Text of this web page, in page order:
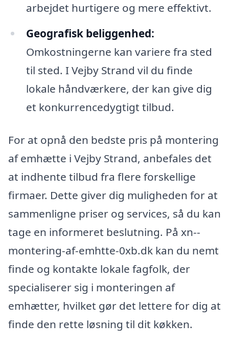
arbejdet hurtigere og mere effektivt.
Geografisk beliggenhed:
Omkostningerne kan variere fra sted
til sted. I Vejby Strand vil du finde
lokale håndværkere, der kan give dig
et konkurrencedygtigt tilbud.
For at opnå den bedste pris på montering
af emhætte i Vejby Strand, anbefales det
at indhente tilbud fra flere forskellige
firmaer. Dette giver dig muligheden for at
sammenligne priser og services, så du kan
tage en informeret beslutning. På xn--
montering-af-emhtte-0xb.dk kan du nemt
finde og kontakte lokale fagfolk, der
specialiserer sig i monteringen af
emhætter, hvilket gør det lettere for dig at
finde den rette løsning til dit køkken.